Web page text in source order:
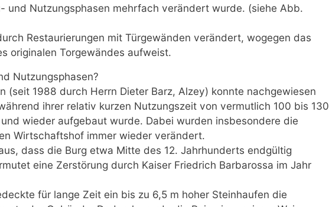
und Nutzungsphasen mehrfach verändert wurde. (siehe Abb.
Restaurierungen mit Türgewänden verändert, wogegen das
originalen Torgewändes aufweist.
Nutzungsphasen?
(seit 1988 durch Herrn Dieter Barz, Alzey) konnte nachgewiesen
ihrer relativ kurzen Nutzungszeit von vermutlich 100 bis 130
wieder aufgebaut wurde. Dabei wurden insbesondere die
Wirtschaftshof immer wieder verändert.
dass die Burg etwa Mitte des 12. Jahrhunderts endgültig
eine Zerstörung durch Kaiser Friedrich Barbarossa im Jahr
für lange Zeit ein bis zu 6,5 m hoher Steinhaufen die